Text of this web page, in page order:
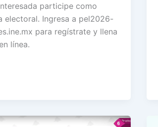
participe como
electoral. Ingresa a pel2026-
para regístrate y llena
línea.